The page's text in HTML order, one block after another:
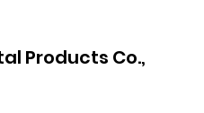
Products Co.,